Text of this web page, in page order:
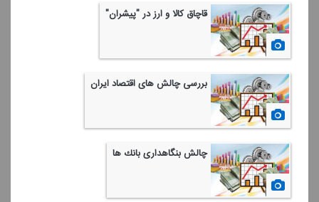
قاچاق كالا و ارز در "پیشران"
1399/02/31
بررسی چالش های اقتصاد ایران
1399/02/25
چالش بنگاهداری بانك ها
1399/02/17